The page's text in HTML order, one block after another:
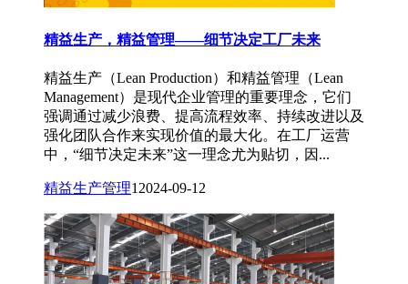
精益生产，精益管理——细节决定工厂未来
精益生产（Lean Production）和精益管理（Lean
Management）是现代企业管理的重要理念，它们
强调通过减少浪费、提高流程效率、持续改进以及
强化团队合作来实现价值的最大化。在工厂运营
中，“细节决定未来”这一理念尤为贴切，因...
精益生产管理1 2024-09-12